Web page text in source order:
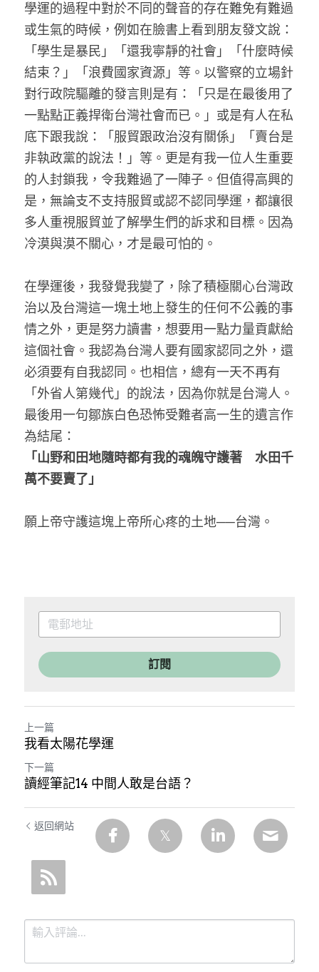
學運的過程中對於不同的聲音的存在難免有難過
或生氣的時候，例如在臉書上看到朋友發文說：
「學生是暴民」「還我寧靜的社會」「什麼時候
結束？」「浪費國家資源」等。以警察的立場針
對行政院驅離的發言則是有：「只是在最後用了
一點點正義捍衛台灣社會而已。」或是有人在私
底下跟我說：「服貿跟政治沒有關係」「賣台是
非執政黨的說法！」等。更是有我一位人生重要
的人封鎖我，令我難過了一陣子。但值得高興的
是，無論支不支持服貿或認不認同學運，都讓很
多人重視服貿並了解學生們的訴求和目標。因為
冷漠與漠不關心，才是最可怕的。
在學運後，我發覺我變了，除了積極關心台灣政
治以及台灣這一塊土地上發生的任何不公義的事
情之外，更是努力讀書，想要用一點力量貢獻給
這個社會。我認為台灣人要有國家認同之外，還
必須要有自我認同。也相信，總有一天不再有
「外省人第幾代」的說法，因為你就是台灣人。
最後用一句鄒族白色恐怖受難者高一生的遺言作
為結尾：
「山野和田地隨時都有我的魂魄守護著　水田千
萬不要賣了」
願上帝守護這塊上帝所心疼的土地──台灣。
訂閱
上一篇
我看太陽花學運
下一篇
讀經筆記14 中間人敢是台語？
返回網站